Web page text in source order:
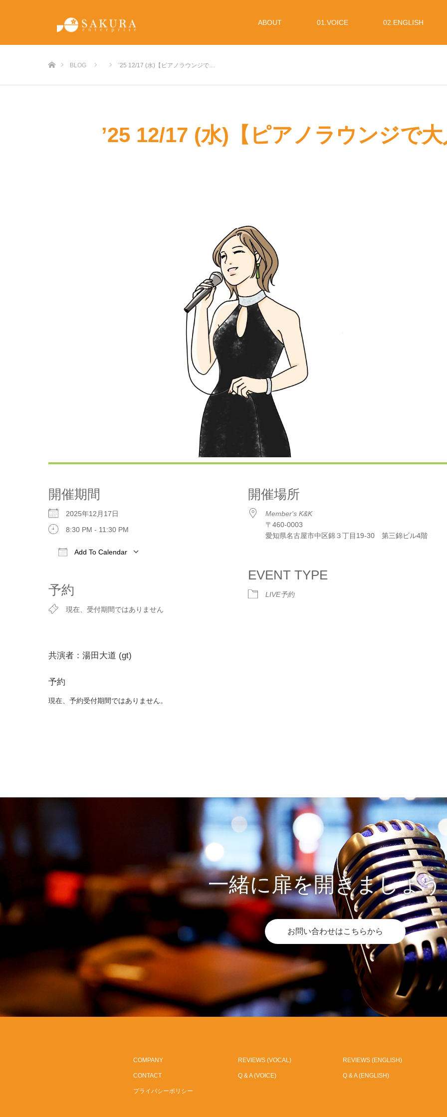
ABOUT 01.VOICE 02.ENGLISH
BLOG ’25 12/17 (水)【ピアノラウンジで…
’25 12/17 (水)【ピアノラウンジで
開催期間
2025年12月17日
8:30 PM - 11:30 PM
Add To Calendar
予約
現在、受付期間ではありません
開催場所
Member's K&K
〒460-0003
愛知県名古屋市中区錦３丁目19-30 第三錦ビル4階
EVENT TYPE
LIVE予約
共演者：湯田大道 (gt)
予約
現在、予約受付期間ではありません。
一緒に扉を開きましょう
お問い合わせはこちらから
COMPANY
CONTACT
プライバシーポリシー
REVIEWS (VOCAL)
Q & A (VOICE)
REVIEWS (ENGLISH)
Q & A (ENGLISH)